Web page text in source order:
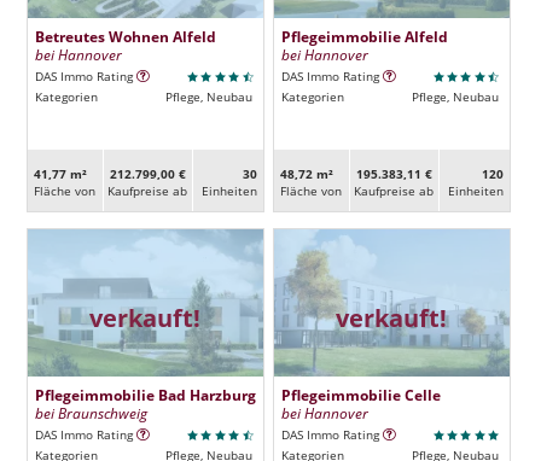
Betreutes Wohnen Alfeld
bei Hannover
DAS Immo Rating
Kategorien
Pflege, Neubau
41,77 m²
Fläche von
212.799,00 €
Kaufpreise ab
30
Ein­heiten
Pflegeimmobilie Alfeld
bei Hannover
DAS Immo Rating
Kategorien
Pflege, Neubau
48,72 m²
Fläche von
195.383,11 €
Kaufpreise ab
120
Ein­heiten
verkauft!
Pflegeimmobilie Bad Harzburg
bei Braunschweig
DAS Immo Rating
Kategorien
Pflege, Neubau
verkauft!
Pflegeimmobilie Celle
bei Hannover
DAS Immo Rating
Kategorien
Pflege, Neubau